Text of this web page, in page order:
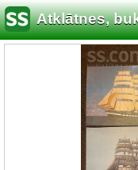
Atklātnes,